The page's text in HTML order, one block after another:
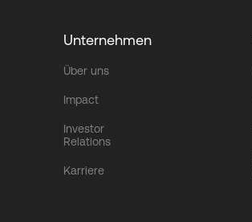
Unternehmen
Über uns
Impact
Investor
Relations
Karriere